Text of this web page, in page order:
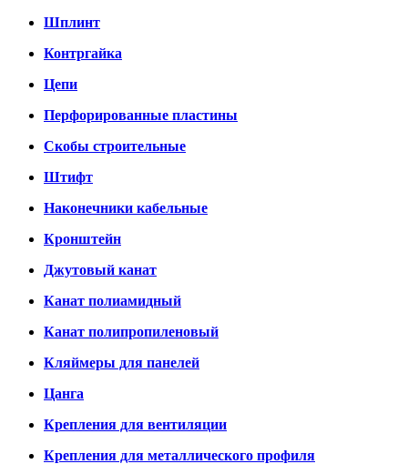
Шплинт
Контргайка
Цепи
Перфорированные пластины
Скобы строительные
Штифт
Наконечники кабельные
Кронштейн
Джутовый канат
Канат полиамидный
Канат полипропиленовый
Кляймеры для панелей
Цанга
Крепления для вентиляции
Крепления для металлического профиля